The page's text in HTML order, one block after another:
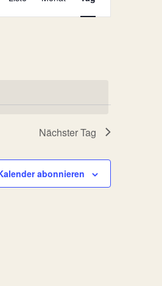
Ansichten-
Nächster Tag
abonnieren